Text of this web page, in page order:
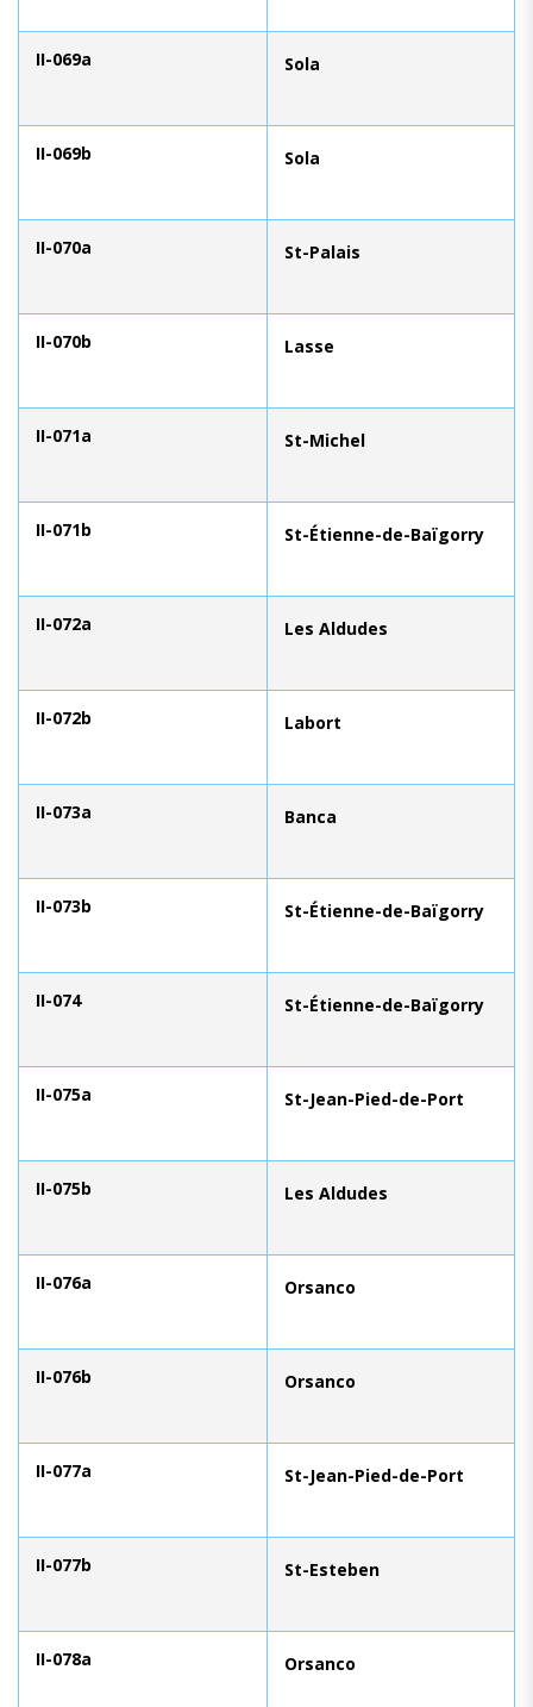
II-069a Sola
II-069b Sola
II-070a St-Palais
II-070b Lasse
II-071a St-Michel
II-071b St-Étienne-de-Baïgorry
II-072a Les Aldudes
II-072b Labort
II-073a Banca
II-073b St-Étienne-de-Baïgorry
II-074 St-Étienne-de-Baïgorry
II-075a St-Jean-Pied-de-Port
II-075b Les Aldudes
II-076a Orsanco
II-076b Orsanco
II-077a St-Jean-Pied-de-Port
II-077b St-Esteben
II-078a Orsanco